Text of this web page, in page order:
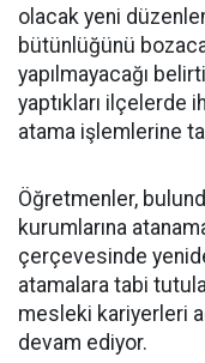
olacak yeni
bütünlüğünü
yapılmayacağı
yaptıkları ilçelerde
atama işlemlerine
Öğretmenler,
kurumlarına
çerçevesinde
atamalara tabi
mesleki kariyerleri
devam ediyor.